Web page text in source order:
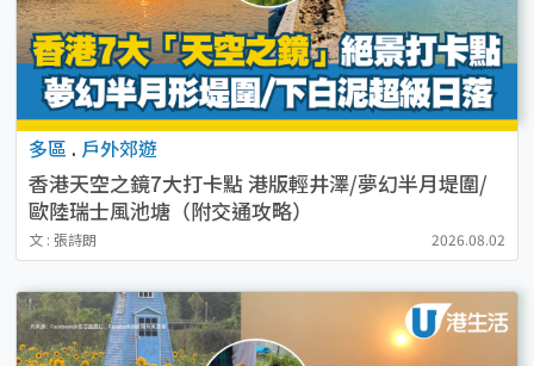
多區 . 戶外郊遊
香港天空之鏡7大打卡點 港版輕井澤/夢幻半月堤圍/
歐陸瑞士風池塘（附交通攻略）
文 : 張詩朗 2026.08.02